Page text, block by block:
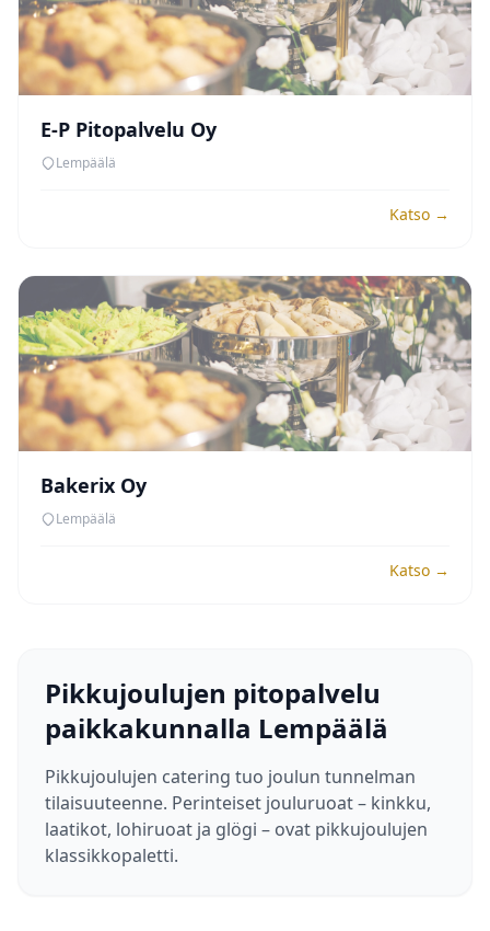
E-P Pitopalvelu Oy
Lempäälä
Katso →
Bakerix Oy
Lempäälä
Katso →
Pikkujoulujen pitopalvelu
paikkakunnalla Lempäälä
Pikkujoulujen catering tuo joulun tunnelman
tilaisuuteenne. Perinteiset jouluruoat – kinkku,
laatikot, lohiruoat ja glögi – ovat pikkujoulujen
klassikkopaletti.